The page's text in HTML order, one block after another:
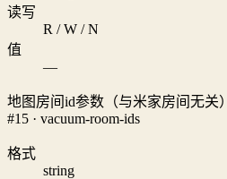
读写
R / W / N
值
—
地图房间id参数（与米家房间无关）
#15 · vacuum-room-ids
格式
string